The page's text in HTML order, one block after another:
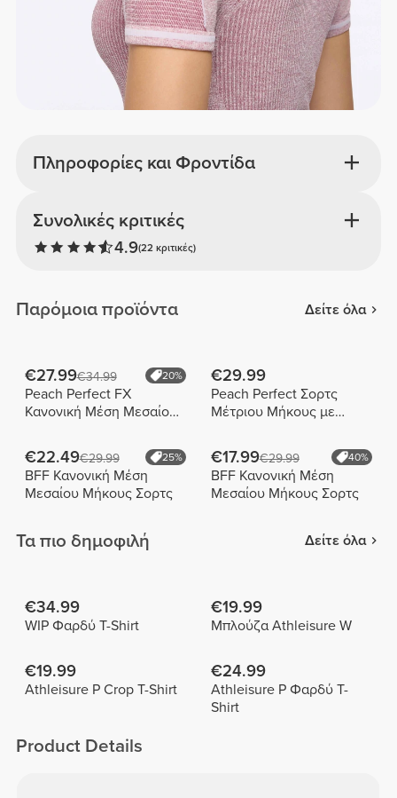
Πληροφορίες και Φροντίδα
Συνολικές κριτικές
4.9(22 κριτικές)
Παρόμοια προϊόντα Δείτε όλα
€27.99€34.99 20%
Peach Perfect FX
Κανονική Μέση Μεσαίου
€29.99
Peach Perfect Σορτς
Μέτριου Μήκους με
€22.49€29.99 25%
BFF Κανονική Μέση
Μεσαίου Μήκους Σορτς
€17.99€29.99 40%
BFF Κανονική Μέση
Μεσαίου Μήκους Σορτς
Τα πιο δημοφιλή Δείτε όλα
€34.99
WIP Φαρδύ T-Shirt
€19.99
Μπλούζα Athleisure W
€19.99
Athleisure P Crop T-Shirt
€24.99
Athleisure P Φαρδύ T-
Shirt
Product Details